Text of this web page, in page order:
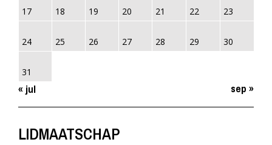
17 18 19 20 21 22 23
24 25 26 27 28 29 30
31
« jul sep »
LIDMAATSCHAP